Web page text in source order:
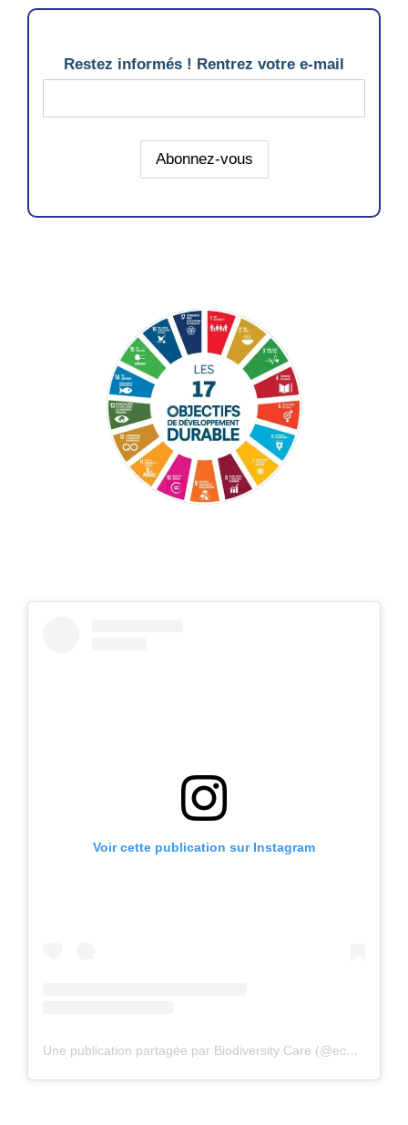
Restez informés ! Rentrez votre e-mail
Voir cette publication sur Instagram
Une publication partagée par Biodiversity Care (@eco.volontaire)